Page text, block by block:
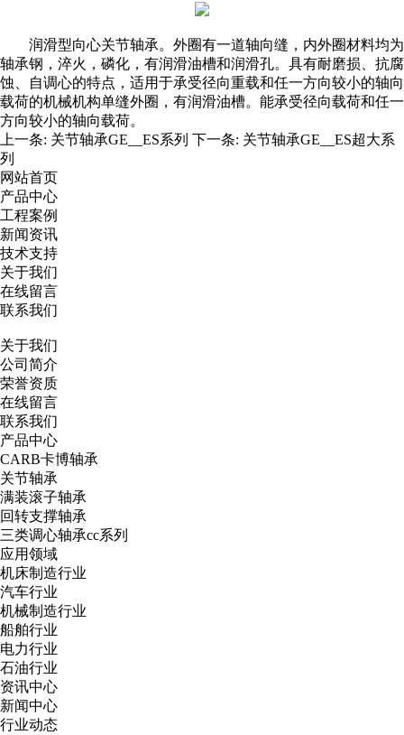
润滑型向心关节轴承。外圈有一道轴向缝，内外圈材料均为
轴承钢，淬火，磷化，有润滑油槽和润滑孔。具有耐磨损、抗腐
蚀、自调心的特点，适用于承受径向重载和任一方向较小的轴向
载荷的机械机构单缝外圈，有润滑油槽。能承受径向载荷和任一
方向较小的轴向载荷。
上一条: 关节轴承GE__ES系列 下一条: 关节轴承GE__ES超大系
列
网站首页
产品中心
工程案例
新闻资讯
技术支持
关于我们
在线留言
联系我们
关于我们
公司简介
荣誉资质
在线留言
联系我们
产品中心
CARB卡博轴承
关节轴承
满装滚子轴承
回转支撑轴承
三类调心轴承cc系列
应用领域
机床制造行业
汽车行业
机械制造行业
船舶行业
电力行业
石油行业
资讯中心
新闻中心
行业动态